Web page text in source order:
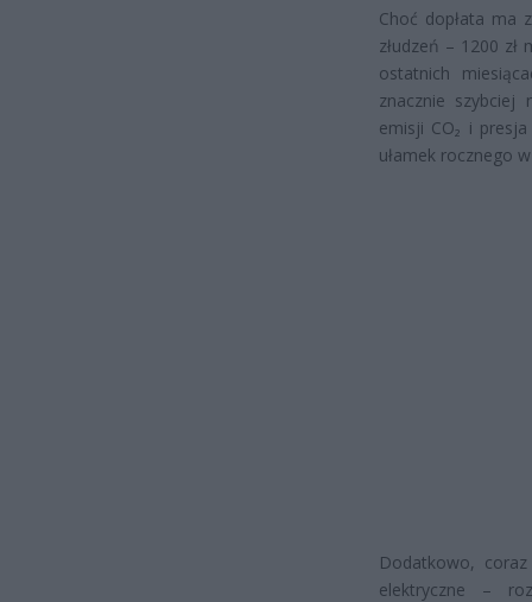
Choć dopłata ma
złudzeń – 1200
ostatnich
znacznie szybciej
emisji CO₂ i
ułamek rocznego
Dodatkowo,
elektryczne –